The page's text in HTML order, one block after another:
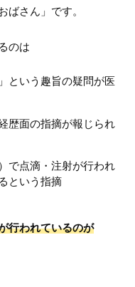
ばさん」です。
のは
という趣旨の疑問が医
歴面の指摘が報じられ
で点滴・注射が行われ
という指摘
行われているのが